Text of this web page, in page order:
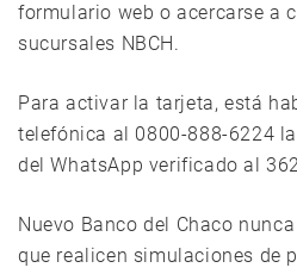
formulario web o acercarse a
sucursales NBCH.
Para activar la tarjeta, está
telefónica al 0800-888-6224
del WhatsApp verificado al
Nuevo Banco del Chaco
que realicen simulaciones de